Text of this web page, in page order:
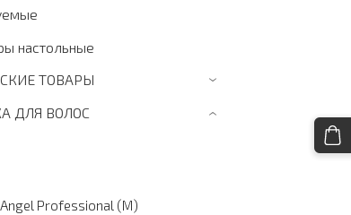
настольные
ТОВАРЫ
›
ДЛЯ ВОЛОС
Professional (M)
›